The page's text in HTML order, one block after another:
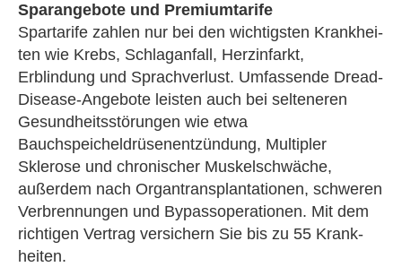
Sparangebote und Premiumtarife
Spartarife zahlen nur bei den wichtigsten Krank­hei­
ten wie Krebs, Schlaganfall, Herzinfarkt,
Erblindung und Sprachverlust. Umfassende Dread-
Disease-Angebote leisten auch bei selteneren
Gesundheitsstörungen wie etwa
Bauchspeicheldrüsenentzündung, Multipler
Sklerose und chronischer Muskelschwäche,
außerdem nach Organtransplantationen, schweren
Verbrennungen und Bypassoperationen. Mit dem
richtigen Vertrag ver­sichern Sie bis zu 55 Krank­
hei­ten.